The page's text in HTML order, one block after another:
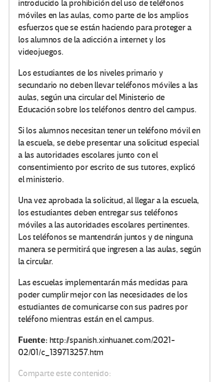
introducido la prohibición del uso de teléfonos
móviles en las aulas, como parte de los amplios
esfuerzos que se están haciendo para proteger a
los alumnos de la adicción a internet y los
videojuegos.
Los estudiantes de los niveles primario y
secundario no deben llevar teléfonos móviles a las
aulas, según una circular del Ministerio de
Educación sobre los teléfonos dentro del campus.
Si los alumnos necesitan tener un teléfono móvil en
la escuela, se debe presentar una solicitud especial
a las autoridades escolares junto con el
consentimiento por escrito de sus tutores, explicó
el ministerio.
Una vez aprobada la solicitud, al llegar a la escuela,
los estudiantes deben entregar sus teléfonos
móviles a las autoridades escolares pertinentes.
Los teléfonos se mantendrán juntos y de ninguna
manera se permitirá que ingresen a las aulas, según
la circular.
Las escuelas implementarán más medidas para
poder cumplir mejor con las necesidades de los
estudiantes de comunicarse con sus padres por
teléfono mientras están en el campus.
Fuente:http://spanish.xinhuanet.com/2021-
02/01/c_139713257.htm
Comparte este contenido: